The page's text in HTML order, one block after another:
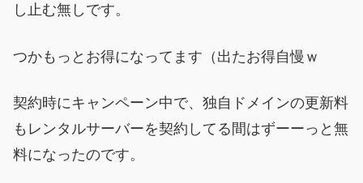
し止む無しです。
つかもっとお得になってます（出たお得自慢ｗ
契約時にキャンペーン中で、独自ドメインの更新料
もレンタルサーバーを契約してる間はずーーっと無
料になったのです。